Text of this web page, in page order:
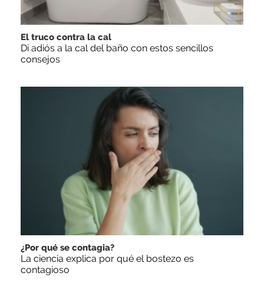
El truco contra la cal
Di adiós a la cal del baño con estos sencillos
consejos
¿Por qué se contagia?
La ciencia explica por qué el bostezo es
contagioso